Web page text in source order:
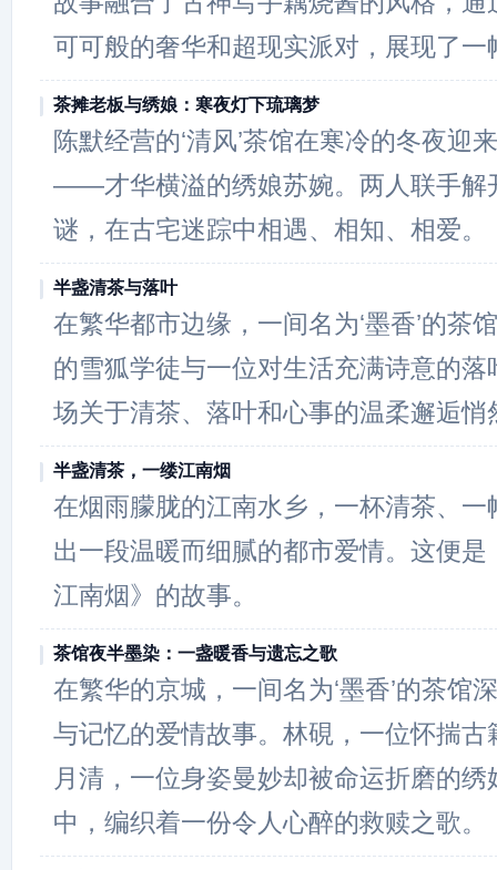
可可般的奢华和超现实派对，展现了一
茶摊老板与绣娘：寒夜灯下琉璃梦
陈默经营的‘清风’茶馆在寒冷的冬夜迎
——才华横溢的绣娘苏婉。两人联手解
谜，在古宅迷踪中相遇、相知、相爱。
半盏清茶与落叶
在繁华都市边缘，一间名为‘墨香’的茶
的雪狐学徒与一位对生活充满诗意的
场关于清茶、落叶和心事的温柔邂逅悄
半盏清茶，一缕江南烟
在烟雨朦胧的江南水乡，一杯清茶、一
出一段温暖而细腻的都市爱情。这便
江南烟》的故事。
茶馆夜半墨染：一盏暖香与遗忘之歌
在繁华的京城，一间名为‘墨香’的茶馆
与记忆的爱情故事。林硯，一位怀揣古
月清，一位身姿曼妙却被命运折磨的
中，编织着一份令人心醉的救赎之歌。